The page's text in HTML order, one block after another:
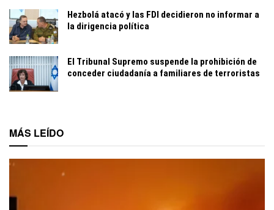
Hezbolá atacó y las FDI decidieron no informar a
la dirigencia política
El Tribunal Supremo suspende la prohibición de
conceder ciudadanía a familiares de terroristas
MÁS LEÍDO